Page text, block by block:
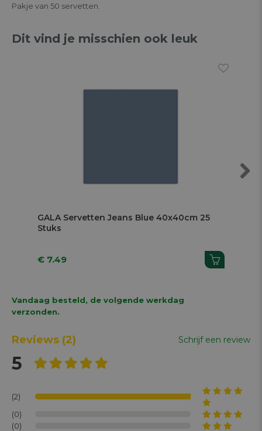
Pakje van 50 servetten.
Dit vind je misschien ook leuk
GALA Servetten Jeans Blue 40x40cm 25
Stuks
€ 7.49
Vandaag besteld, de volgende werkdag
verzonden.
Reviews (2) Schrijf een review
5
(2)
(0)
(0)